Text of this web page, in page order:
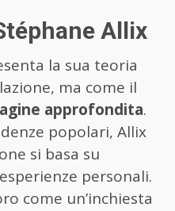
Allix
la sua teoria
ma come il
approfondita.
popolari, Allix
si basa su
personali.
come un’inchiesta